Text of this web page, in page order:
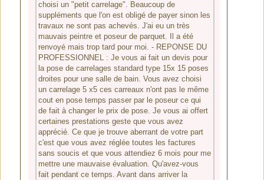
choisi un "petit carrelage". Beaucoup de
suppléments que l'on est obligé de payer sinon les
travaux ne sont pas achevés. J'ai eu un très
mauvais peintre et poseur de parquet. Il a été
renvoyé mais trop tard pour moi. - REPONSE DU
PROFESSIONNEL : Je vous ai fait un devis pour
la pose de carrelages standard type 15x 15 poses
droites pour une salle de bain. Vous avez choisi
un carrelage 5 x5 ces carreaux n'ont pas le même
cout en pose temps passer par le poseur ce qui
de fait à changer le prix de pose. Je vous ai offert
certaines prestations geste que vous avez
apprécié. Ce que je trouve aberrant de votre part
c'est que vous avez réglée toutes les factures
sans soucis et que vous attendiez 6 mois pour me
mettre une mauvaise évaluation. Qu'avez-vous
fait pendant ce temps. Avant dans arriver la